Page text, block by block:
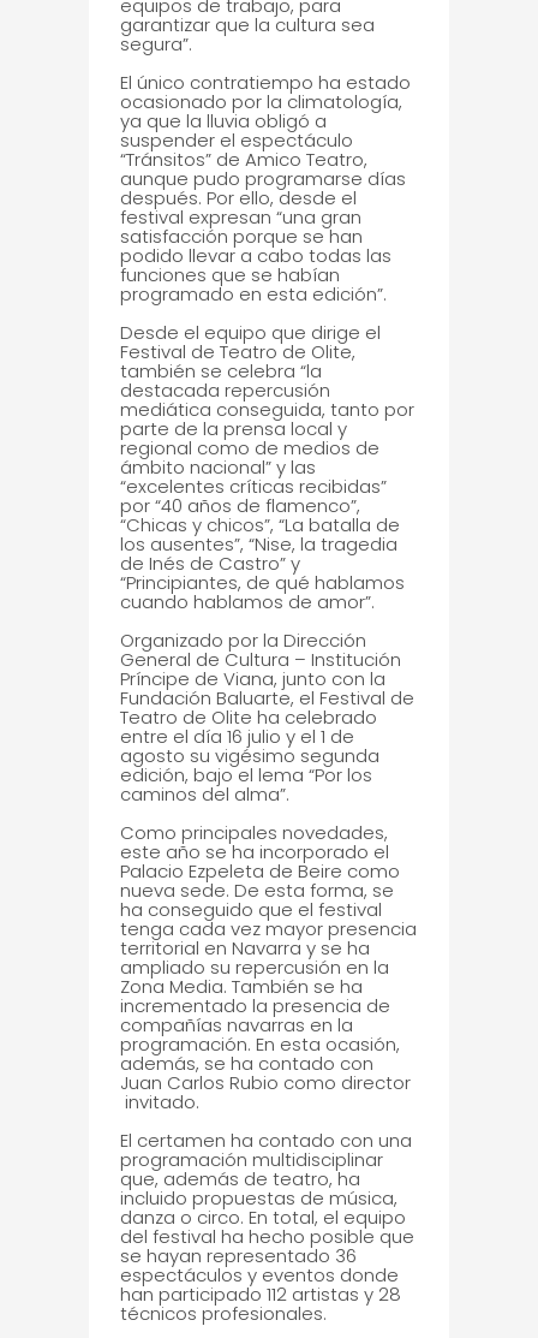
equipos de trabajo, para
garantizar que la cultura sea
segura”.
El único contratiempo ha estado
ocasionado por la climatología,
ya que la lluvia obligó a
suspender el espectáculo
“Tránsitos” de Amico Teatro,
aunque pudo programarse días
después. Por ello, desde el
festival expresan “una gran
satisfacción porque se han
podido llevar a cabo todas las
funciones que se habían
programado en esta edición”.
Desde el equipo que dirige el
Festival de Teatro de Olite,
también se celebra “la
destacada repercusión
mediática conseguida, tanto por
parte de la prensa local y
regional como de medios de
ámbito nacional” y las
“excelentes críticas recibidas”
por “40 años de flamenco”,
“Chicas y chicos”, “La batalla de
los ausentes”, “Nise, la tragedia
de Inés de Castro” y
“Principiantes, de qué hablamos
cuando hablamos de amor”.
Organizado por la Dirección
General de Cultura – Institución
Príncipe de Viana, junto con la
Fundación Baluarte, el Festival de
Teatro de Olite ha celebrado
entre el día 16 julio y el 1 de
agosto su vigésimo segunda
edición, bajo el lema “Por los
caminos del alma”.
Como principales novedades,
este año se ha incorporado el
Palacio Ezpeleta de Beire como
nueva sede. De esta forma, se
ha conseguido que el festival
tenga cada vez mayor presencia
territorial en Navarra y se ha
ampliado su repercusión en la
Zona Media. También se ha
incrementado la presencia de
compañías navarras en la
programación. En esta ocasión,
además, se ha contado con
Juan Carlos Rubio como director
invitado.
El certamen ha contado con una
programación multidisciplinar
que, además de teatro, ha
incluido propuestas de música,
danza o circo. En total, el equipo
del festival ha hecho posible que
se hayan representado 36
espectáculos y eventos donde
han participado 112 artistas y 28
técnicos profesionales.